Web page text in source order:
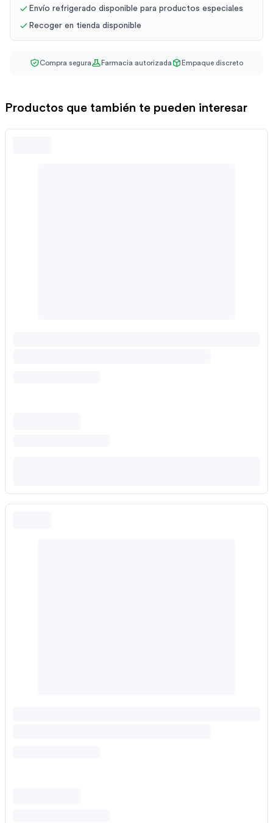
Envío refrigerado disponible para productos especiales
Recoger en tienda disponible
Compra segura Farmacia autorizada Empaque discreto
Productos que también te pueden interesar